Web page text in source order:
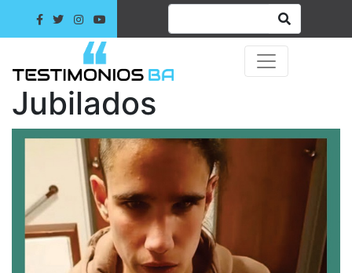
Jubilados